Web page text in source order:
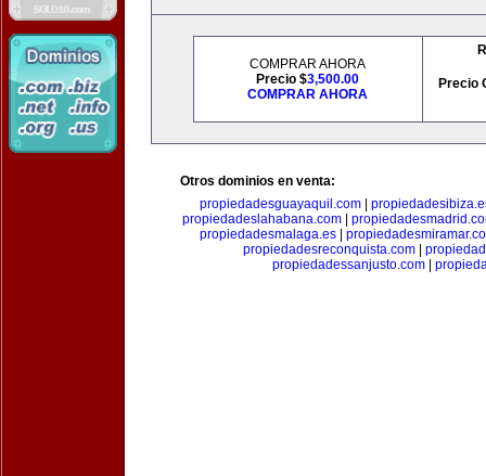
COMPRAR AHORA
Precio $3,500.00
COMPRAR AHORA
Precio
Otros dominios en venta:
propiedadesguayaquil.com
propiedadeslahabana.com|
propiedadesmalaga.es|
propiedadesreconquista.com
propiedadessanjusto.com